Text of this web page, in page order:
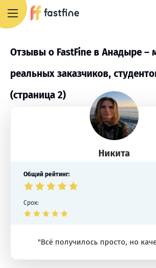
Отзывы о FastFine в Анадыре –
реальных заказчиков,
(страница 2)
Никита
Общий рейтинг:
Срок:
"Всё получилось просто, но